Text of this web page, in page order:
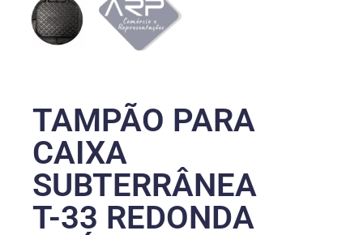
TAMPÃO PARA
CAIXA
SUBTERRÂNEA
T-33 REDONDA